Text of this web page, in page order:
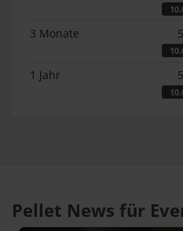
3 Monate
1 Jahr
Pellet News für